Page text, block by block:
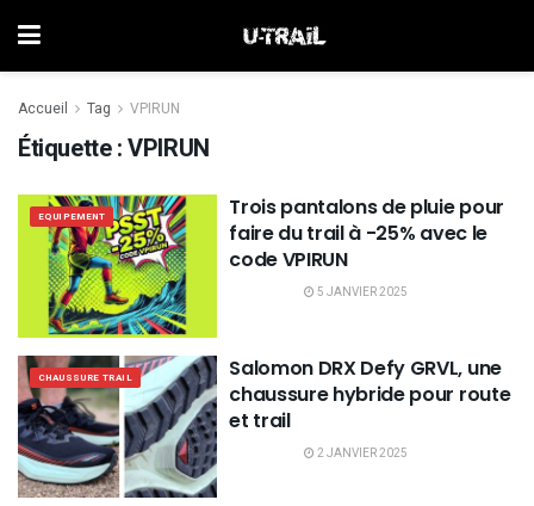
Accueil Tag VPIRUN
Étiquette :VPIRUN
EQUIPEMENT
Trois pantalons de pluie pour
faire du trail à -25% avec le
code VPIRUN
5 JANVIER 2025
CHAUSSURE TRAIL
Salomon DRX Defy GRVL, une
chaussure hybride pour route
et trail
2 JANVIER 2025